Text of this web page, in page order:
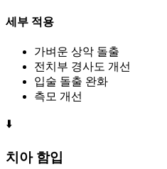
세부 적용
가벼운 상악 돌출
전치부 경사도 개선
입술 돌출 완화
측모 개선
⬇️
치아 함입